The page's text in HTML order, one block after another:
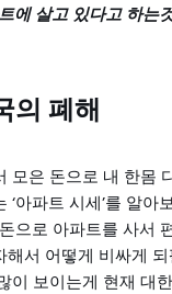
에 살고 있다고 하는
의 폐해
모은 돈으로 내 한몸
‘아파트 시세’를 알아
으로 아파트를 사서
해서 어떻게 비싸게
이 보이는게 현재 대